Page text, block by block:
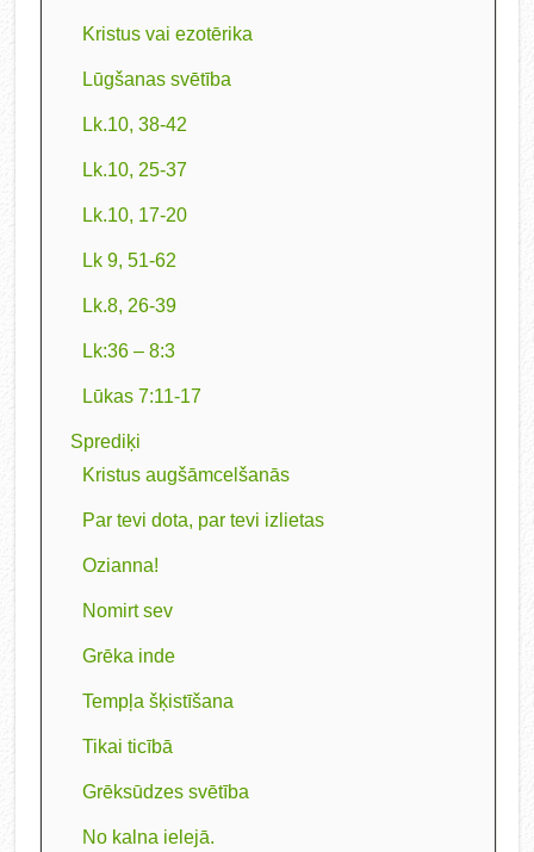
Kristus vai ezotērika
Lūgšanas svētība
Lk.10, 38-42
Lk.10, 25-37
Lk.10, 17-20
Lk 9, 51-62
Lk.8, 26-39
Lk:36 – 8:3
Lūkas 7:11-17
Sprediķi
Kristus augšāmcelšanās
Par tevi dota, par tevi izlietas
Ozianna!
Nomirt sev
Grēka inde
Tempļa šķistīšana
Tikai ticībā
Grēksūdzes svētība
No kalna ielejā.